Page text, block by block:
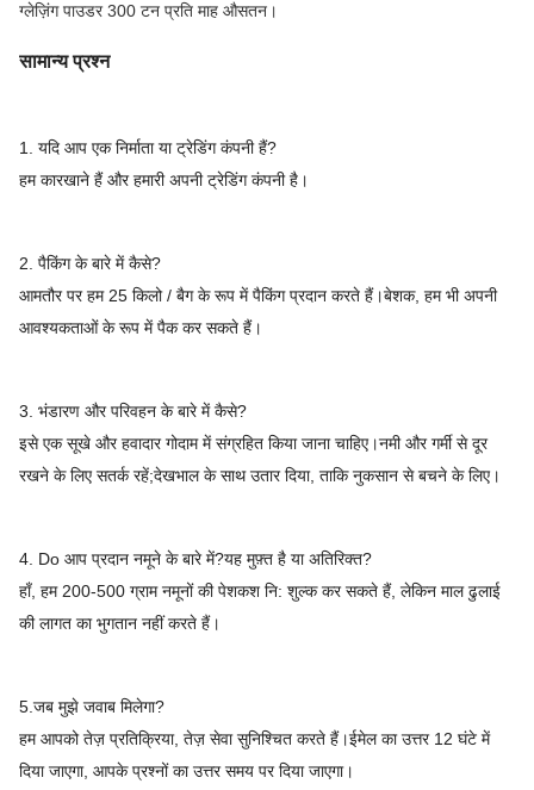
ग्लेज़िंग पाउडर 300 टन प्रति माह औसतन।
सामान्य प्रश्न
1. यदि आप एक निर्माता या ट्रेडिंग कंपनी हैं?
हम कारखाने हैं और हमारी अपनी ट्रेडिंग कंपनी है।
2. पैकिंग के बारे में कैसे?
आमतौर पर हम 25 किलो / बैग के रूप में पैकिंग प्रदान करते हैं।बेशक, हम भी अपनी
आवश्यकताओं के रूप में पैक कर सकते हैं।
3. भंडारण और परिवहन के बारे में कैसे?
इसे एक सूखे और हवादार गोदाम में संग्रहित किया जाना चाहिए।नमी और गर्मी से दूर
रखने के लिए सतर्क रहें;देखभाल के साथ उतार दिया, ताकि नुकसान से बचने के लिए।
4. Do आप प्रदान नमूने के बारे में?यह मुफ़्त है या अतिरिक्त?
हाँ, हम 200-500 ग्राम नमूनों की पेशकश नि: शुल्क कर सकते हैं, लेकिन माल ढुलाई
की लागत का भुगतान नहीं करते हैं।
5.जब मुझे जवाब मिलेगा?
हम आपको तेज़ प्रतिक्रिया, तेज़ सेवा सुनिश्चित करते हैं।ईमेल का उत्तर 12 घंटे में
दिया जाएगा, आपके प्रश्नों का उत्तर समय पर दिया जाएगा।